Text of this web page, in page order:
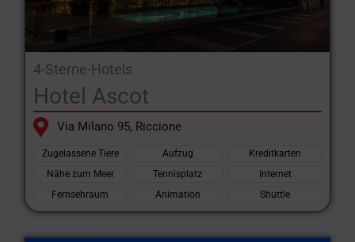
4-Sterne-Hotels
Hotel Ascot
Via Milano 95, Riccione
Zugelassene Tiere Aufzug
Kreditkarten
Nähe zum Meer
Tennisplatz
Internet
Fernsehraum
Animation Shuttle